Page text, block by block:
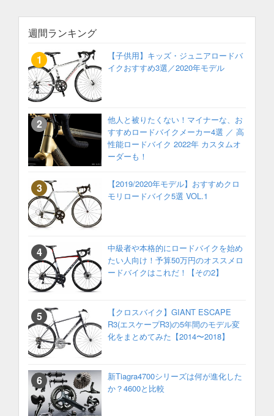
週間ランキング
【子供用】キッズ・ジュニアロードバ
イクおすすめ3選／2020年モデル
他人と被りたくない！マイナーな、お
すすめロードバイクメーカー4選 ／ 高
性能ロードバイク 2022年 カスタムオ
ーダーも！
【2019/2020年モデル】おすすめクロ
モリロードバイク5選 VOL.1
中級者や本格的にロードバイクを始め
たい人向け！予算50万円のオススメロ
ードバイクはこれだ！【その2】
【クロスバイク】GIANT ESCAPE
R3(エスケープR3)の5年間のモデル変
化をまとめてみた【2014〜2018】
新Tiagra4700シリーズは何が進化した
か？4600と比較